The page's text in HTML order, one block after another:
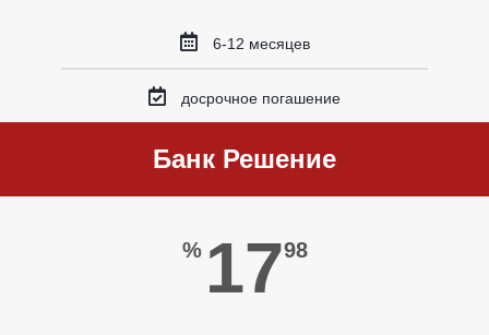
6-12 месяцев
досрочное погашение
Банк Решение
% 1798